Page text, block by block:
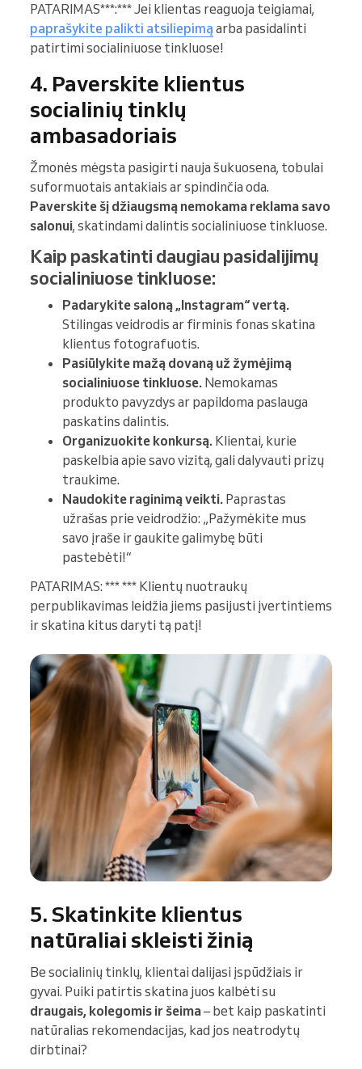
PATARIMAS***:*** Jei klientas reaguoja teigiamai,
paprašykite palikti atsiliepimą arba pasidalinti
patirtimi socialiniuose tinkluose!
4. Paverskite klientus
socialinių tinklų
ambasadoriais
Žmonės mėgsta pasigirti nauja šukuosena, tobulai
suformuotais antakiais ar spindinčia oda.
Paverskite šį džiaugsmą nemokama reklama savo
salonui, skatindami dalintis socialiniuose tinkluose.
Kaip paskatinti daugiau pasidalijimų
socialiniuose tinkluose:
Padarykite saloną „Instagram“ vertą.
Stilingas veidrodis ar firminis fonas skatina
klientus fotografuotis.
Pasiūlykite mažą dovaną už žymėjimą
socialiniuose tinkluose. Nemokamas
produkto pavyzdys ar papildoma paslauga
paskatins dalintis.
Organizuokite konkursą. Klientai, kurie
paskelbia apie savo vizitą, gali dalyvauti prizų
traukime.
Naudokite raginimą veikti. Paprastas
užrašas prie veidrodžio: „Pažymėkite mus
savo įraše ir gaukite galimybę būti
pastebėti!“
PATARIMAS: *** *** Klientų nuotraukų
perpublikavimas leidžia jiems pasijusti įvertintiems
ir skatina kitus daryti tą patį!
5. Skatinkite klientus
natūraliai skleisti žinią
Be socialinių tinklų, klientai dalijasi įspūdžiais ir
gyvai. Puiki patirtis skatina juos kalbėti su
draugais, kolegomis ir šeima– bet kaip paskatinti
natūralias rekomendacijas, kad jos neatrodytų
dirbtinai?